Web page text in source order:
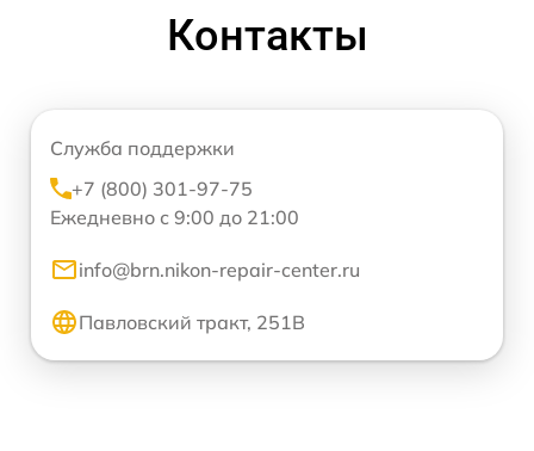
Контакты
Служба поддержки
+7 (800) 301-97-75
Ежедневно с 9:00 до 21:00
info@brn.nikon-repair-center.ru
Павловский тракт, 251В